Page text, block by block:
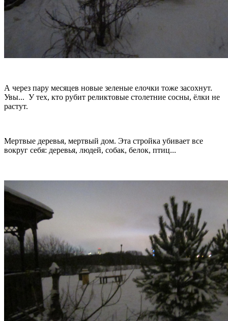
А через пару месяцев новые зеленые елочки тоже засохнут.
Увы... У тех, кто рубит реликтовые столетние сосны, ёлки не
растут.
Мертвые деревья, мертвый дом. Эта стройка убивает все
вокруг себя: деревья, людей, собак, белок, птиц...